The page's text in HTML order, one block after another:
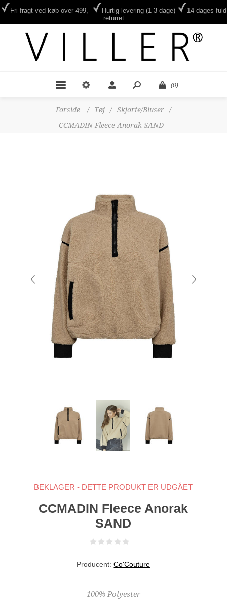
Fri fragt ved køb over 499,- Hurtig levering (1-3 dage)
14 dages fuld
returret
(0)
Forside / Tøj / Skjorte/Bluser
/
CCMADIN Fleece Anorak SAND
BEKLAGER - DETTE PRODUKT ER UDGÅET
CCMADIN Fleece Anorak
SAND
Producent: Co'Couture
100% Polyester